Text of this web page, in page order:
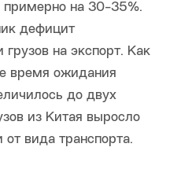
примерно на 30-35%.
дефицит
грузов на экспорт. Как
время ожидания
до двух
из Китая выросло
вида транспорта.